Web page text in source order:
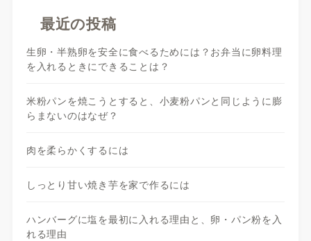
最近の投稿
生卵・半熟卵を安全に食べるためには？お弁当に卵料理
を入れるときにできることは？
米粉パンを焼こうとすると、小麦粉パンと同じように膨
らまないのはなぜ？
肉を柔らかくするには
しっとり甘い焼き芋を家で作るには
ハンバーグに塩を最初に入れる理由と、卵・パン粉を入
れる理由